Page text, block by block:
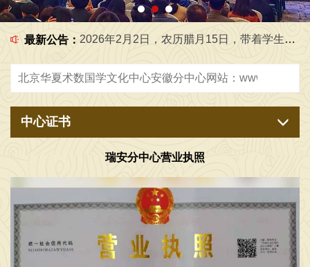
最新公告：
2026年7月1日，在工作室给学生一起，学习传统文化 [2026-07-02]
2026年2月2日，农历腊月15日，带着学生，还有外地的客人 [2026-02-03]
中心证书
瑞安分中心营业执照